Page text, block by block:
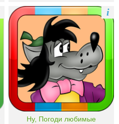
Ну, Погоди любимые
i